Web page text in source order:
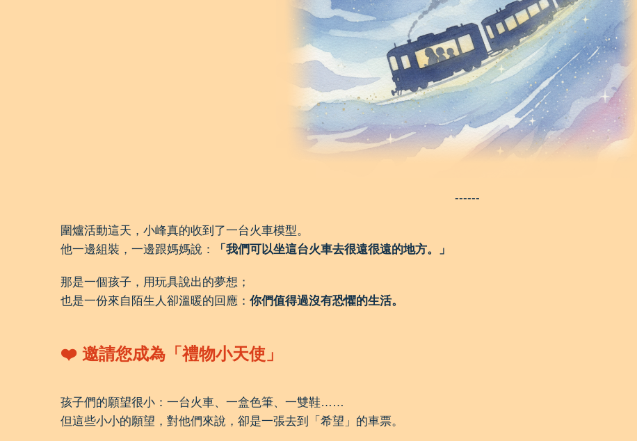
------
圍爐活動這天，小峰真的收到了一台火車模型。
他一邊組裝，一邊跟媽媽說：
「我們可以坐這台火車去很遠很遠的地方。」
那是一個孩子，用玩具說出的夢想；
也是一份來自陌生人卻溫暖的回應：你們值得過沒有恐懼的生活。
❤️ 邀請您成為「禮物小天使」
孩子們的願望很小：一台火車、一盒色筆、一雙鞋……
但這些小小的願望，對他們來說，卻是一張去到「希望」的車票。